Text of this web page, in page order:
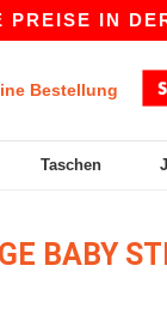
IN DER
Bestellung
Taschen
BABY